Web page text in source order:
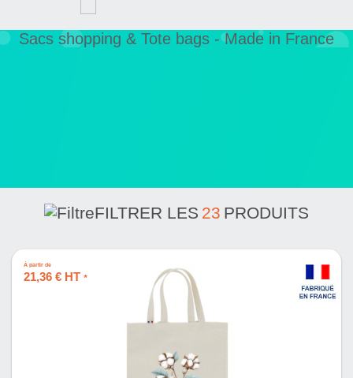
Sacs shopping & Tote bags - Made in France
FILTRER LES 23 PRODUITS
À partir de
21,36 € HT *